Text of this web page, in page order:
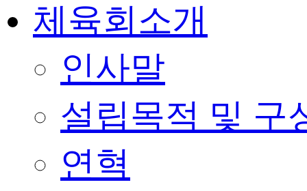
체육회소개
인사말
설립목적 및 구
연혁